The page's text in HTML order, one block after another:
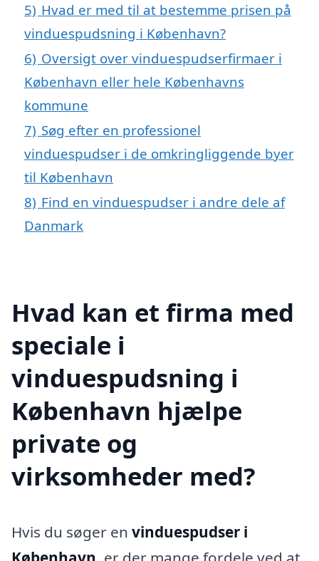
5) Hvad er med til at bestemme prisen på
vinduespudsning i København?
6) Oversigt over vinduespudserfirmaer i
København eller hele Københavns
kommune
7) Søg efter en professionel
vinduespudser i de omkringliggende byer
til København
8) Find en vinduespudser i andre dele af
Danmark
Hvad kan et firma med
speciale i
vinduespudsning i
København hjælpe
private og
virksomheder med?
Hvis du søger en vinduespudser i